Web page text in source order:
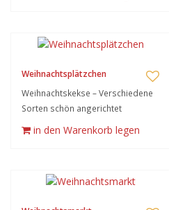
Weihnachtsplätzchen
Weihnachtskekse – Verschiedene
Sorten schön angerichtet
in den Warenkorb legen